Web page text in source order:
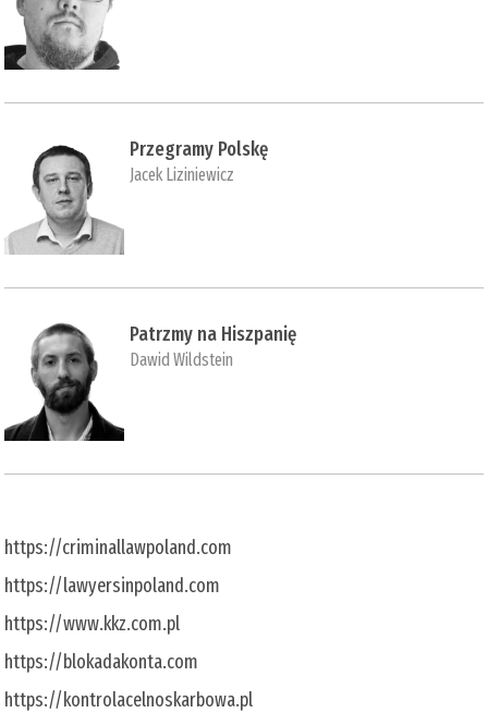
Przegramy Polskę
Jacek Liziniewicz
Patrzmy na Hiszpanię
Dawid Wildstein
https://criminallawpoland.com
https://lawyersinpoland.com
https://www.kkz.com.pl
https://blokadakonta.com
https://kontrolacelnoskarbowa.pl